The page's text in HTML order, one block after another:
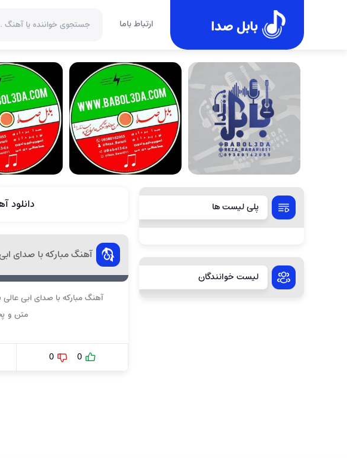
بابل صدا ارتباط باما
دانلود
آهنگ مبارکه با صدای
آهنگ مبارکه با صدای ابی عالی
متن و
0
0
پلی لیست ها
لیست خوانندگان